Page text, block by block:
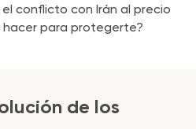
conflicto con Irán al precio
hacer para protegerte?
de los